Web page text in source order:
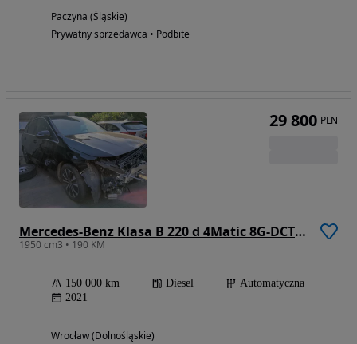
Paczyna (Śląskie)
Prywatny sprzedawca • Podbite
Mercedes-Benz Klasa B 220 d 4Matic 8G-DCT Style
1950 cm3 • 190 KM
150 000 km Diesel
Automatyczna
2021
Wrocław (Dolnośląskie)
29 800 PLN